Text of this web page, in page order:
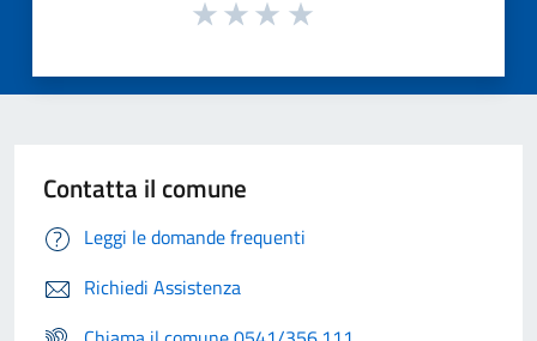
Contatta il comune
Leggi le domande frequenti
Richiedi Assistenza